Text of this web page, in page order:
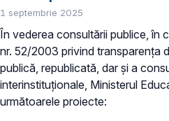
1 septembrie 2025
În vederea consultării publice, în
nr. 52/2003 privind transparenţa
publică, republicată, dar și a
interinstituționale, Ministerul
următoarele proiecte: